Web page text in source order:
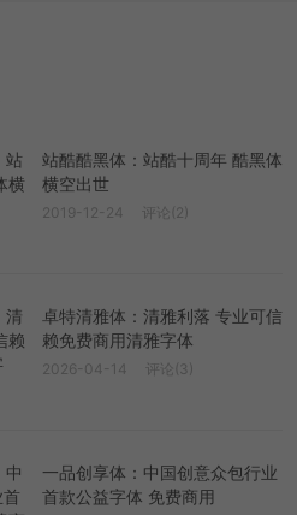
站酷酷黑体：站酷十周年 酷黑体
横空出世
2019-12-24 评论(2)
卓特清雅体：清雅利落 专业可信
赖免费商用清雅字体
2026-04-14 评论(3)
一品创享体：中国创意众包行业
首款公益字体 免费商用